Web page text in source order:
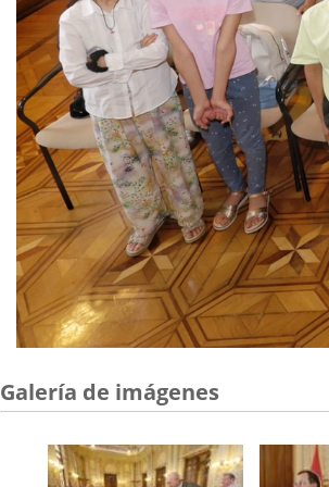
Galería de imágenes